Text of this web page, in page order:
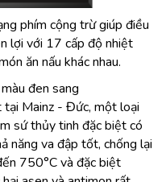
phím cộng trừ giúp điều
lợi với 17 cấp độ nhiệt
ăn nấu khác nhau.
đen sang
tại Mainz - Đức, một loại
sứ thủy tinh đặc biệt có
năng va đập tốt, chống lại
750°C và đặc biệt